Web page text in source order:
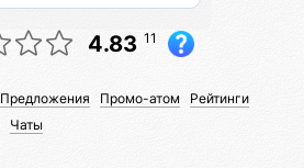
4.83 11
Предложения Промо-атом
Рейтинги
Чаты